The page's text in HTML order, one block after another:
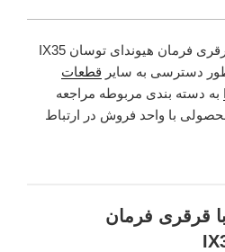
در ادامه قطعات مرتبط با قرقری فرمان هیوندای توسان IX35
دسترسی به سایر قطعات
به دسته بندی مربوطه مراجعه
با واحد فروش در ارتباط
قرقری فرمان